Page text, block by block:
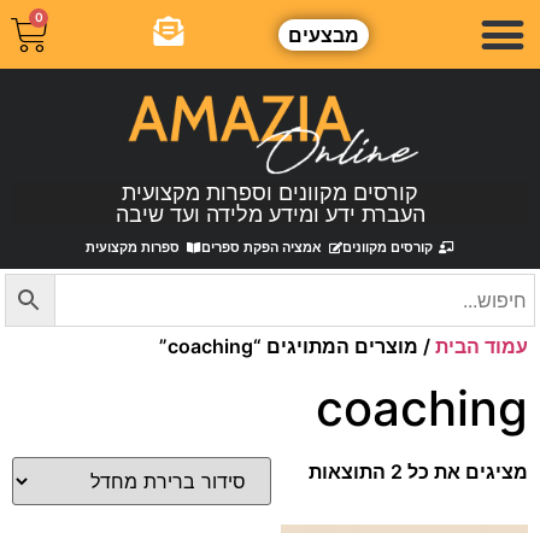
מבצעים
0
קורסים מקוונים וספרות מקצועית
העברת ידע ומידע מלידה ועד שיבה
קורסים מקוונים אמציה הפקת ספרים ספרות מקצועית
עמוד הבית / מוצרים המתויגים “coaching”
coaching
מציגים את כל ⁦2⁩ התוצאות